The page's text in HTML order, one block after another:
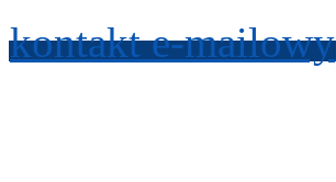
kon­takt e-​mailowy